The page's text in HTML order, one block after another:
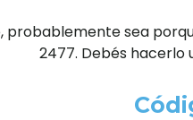
probablemente sea
2477. Debés hacerlo